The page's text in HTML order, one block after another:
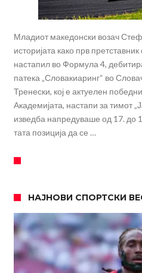
Младиот македонски возач
историјата како прв
настапил во Формула 4,
патека „Словакиаринг“ во
Тренески, кој е актуелен
Академијата, настапи за тимот
изведба напредуваше од 17. до
тата позиција да се …
НАЈНОВИ СПОРТСКИ